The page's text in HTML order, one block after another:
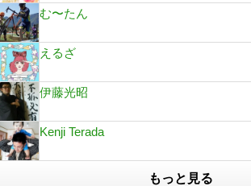
む〜たん
えるざ
伊藤光昭
Kenji Terada
もっと見る